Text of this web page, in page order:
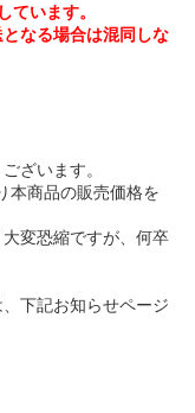
います。
なる場合は混同しな
ざいます。
本商品の販売価格を
変恐縮ですが、何卒
下記お知らせページ